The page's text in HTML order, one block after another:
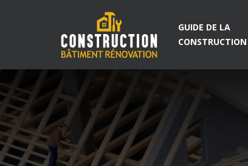
GUIDE DE LA
CONSTRUCTION